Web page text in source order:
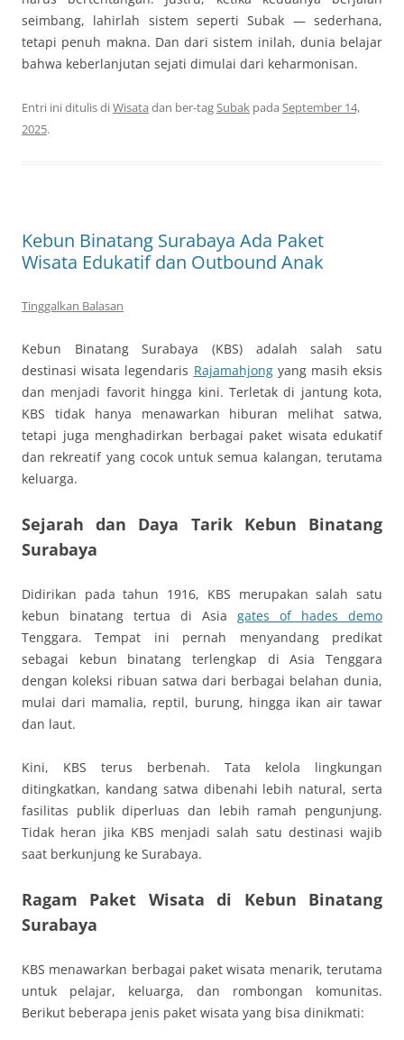
seimbang, lahirlah sistem seperti Subak — sederhana,
tetapi penuh makna. Dan dari sistem inilah, dunia belajar
bahwa keberlanjutan sejati dimulai dari keharmonisan.
Entri ini ditulis diWisata dan ber-tagSubak pada September 14,
2025.
Kebun Binatang Surabaya Ada Paket
Wisata Edukatif dan Outbound Anak
Tinggalkan Balasan
Kebun Binatang Surabaya (KBS) adalah salah satu
destinasi wisata legendaris Rajamahjongyang masih eksis
dan menjadi favorit hingga kini. Terletak di jantung kota,
KBS tidak hanya menawarkan hiburan melihat satwa,
tetapi juga menghadirkan berbagai paket wisata edukatif
dan rekreatif yang cocok untuk semua kalangan, terutama
keluarga.
Sejarah dan Daya Tarik Kebun Binatang
Surabaya
Didirikan pada tahun 1916, KBS merupakan salah satu
kebun binatang tertua di Asia gates of hades demo
Tenggara. Tempat ini pernah menyandang predikat
sebagai kebun binatang terlengkap di Asia Tenggara
dengan koleksi ribuan satwa dari berbagai belahan dunia,
mulai dari mamalia, reptil, burung, hingga ikan air tawar
dan laut.
Kini, KBS terus berbenah. Tata kelola lingkungan
ditingkatkan, kandang satwa dibenahi lebih natural, serta
fasilitas publik diperluas dan lebih ramah pengunjung.
Tidak heran jika KBS menjadi salah satu destinasi wajib
saat berkunjung ke Surabaya.
Ragam Paket Wisata di Kebun Binatang
Surabaya
KBS menawarkan berbagai paket wisata menarik, terutama
untuk pelajar, keluarga, dan rombongan komunitas.
Berikut beberapa jenis paket wisata yang bisa dinikmati: